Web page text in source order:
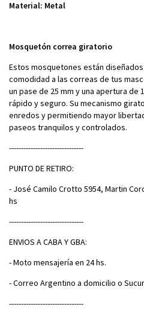
Material: Metal
Mosquetón correa giratorio
Estos mosquetones están
comodidad a las correas de tus
un pase de 25 mm y una apertura de
rápido y seguro. Su mecanismo
enredos y permitiendo mayor
paseos tranquilos y controlados.
-------------------------------
PUNTO DE RETIRO:
- José Camilo Crotto 5954, Martin
hs
-------------------------------
ENVIOS A CABA Y GBA:
- Moto mensajería en 24 hs.
- Correo Argentino a domicilio o
-------------------------------